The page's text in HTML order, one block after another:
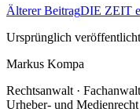
Älterer BeitragDIE ZEIT
Ursprünglich
Markus Kompa
Rechtsanwalt ·
Urheber- und Medienrecht